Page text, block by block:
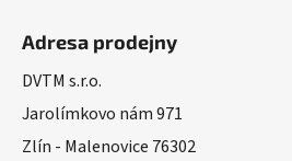
Adresa prodejny
DVTM s.r.o.
Jarolímkovo nám 971
Zlín - Malenovice 76302